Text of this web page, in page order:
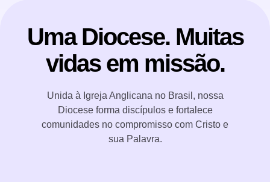
Uma Diocese. Muitas
vidas em missão.
Unida à Igreja Anglicana no Brasil, nossa
Diocese forma discípulos e fortalece
comunidades no compromisso com Cristo e
sua Palavra.